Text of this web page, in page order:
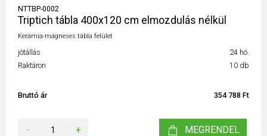
NTTBP-0002
Triptich tábla 400x120 cm elmozdulás nélkül
Kerámia-mágneses tábla felület
jótállás
24 hó.
Raktáron
10 db
Bruttó ár 354 788 Ft
- + MEGRENDEL